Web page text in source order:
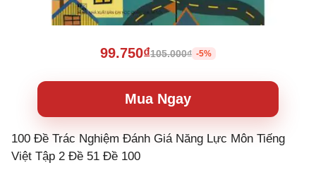
99.750₫105.000₫ -5%
Mua Ngay
100 Đề Trác Nghiệm Đánh Giá Năng Lực Môn Tiếng
Việt Tập 2 Đề 51 Đề 100